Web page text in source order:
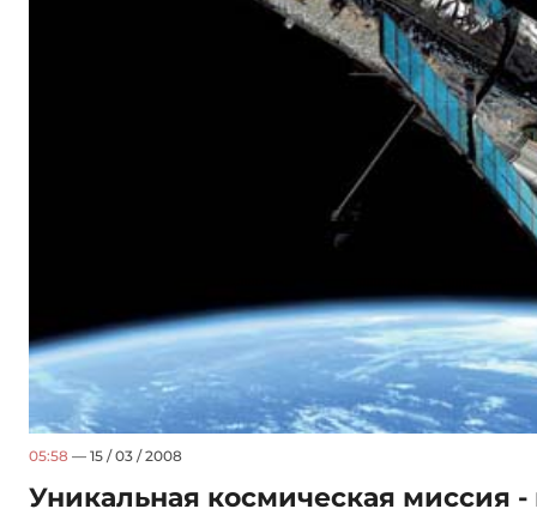
05:58 — 15 / 03 / 2008
Уникальная космическая миссия -